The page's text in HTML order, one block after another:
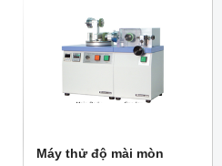
Máy thử độ mài mòn